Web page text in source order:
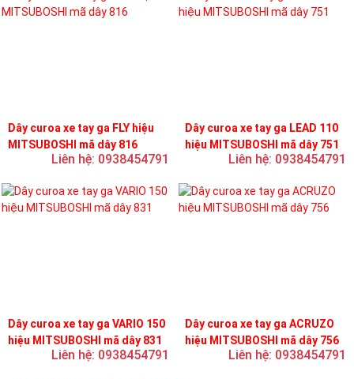
Dây curoa xe tay ga FLY hiệu
MITSUBOSHI mã dây 816
Liên hệ: 0938454791
Dây curoa xe tay ga LEAD 110
hiệu MITSUBOSHI mã dây 751
Liên hệ: 0938454791
Dây curoa xe tay ga VARIO 150
hiệu MITSUBOSHI mã dây 831
Liên hệ: 0938454791
Dây curoa xe tay ga ACRUZO
hiệu MITSUBOSHI mã dây 756
Liên hệ: 0938454791